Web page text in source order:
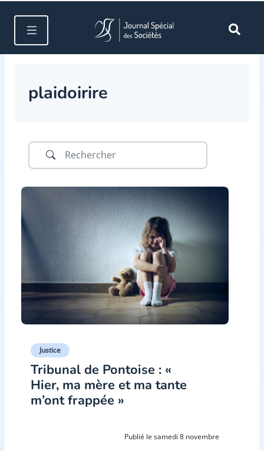
plaidoirire
Justice
Tribunal de Pontoise : «
Hier, ma mère et ma tante
m’ont frappée »
Publié le samedi 8 novembre